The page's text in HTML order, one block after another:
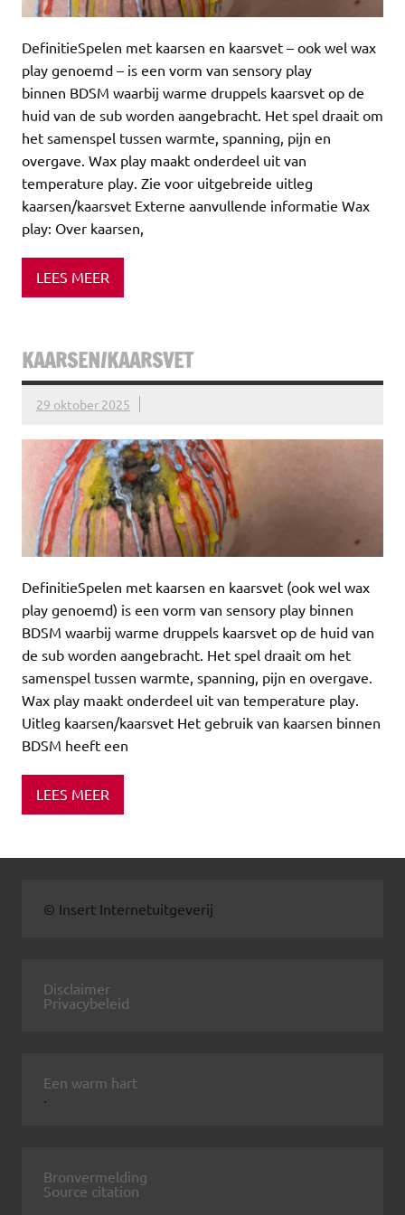
DefinitieSpelen met kaarsen en kaarsvet – ook wel wax
play genoemd – is een vorm van sensory play
binnen BDSM waarbij warme druppels kaarsvet op de
huid van de sub worden aangebracht. Het spel draait om
het samenspel tussen warmte, spanning, pijn en
overgave. Wax play maakt onderdeel uit van
temperature play. Zie voor uitgebreide uitleg
kaarsen/kaarsvet Externe aanvullende informatie Wax
play: Over kaarsen,
LEES MEER
KAARSEN/KAARSVET
29 oktober 2025
DefinitieSpelen met kaarsen en kaarsvet (ook wel wax
play genoemd) is een vorm van sensory play binnen
BDSM waarbij warme druppels kaarsvet op de huid van
de sub worden aangebracht. Het spel draait om het
samenspel tussen warmte, spanning, pijn en overgave.
Wax play maakt onderdeel uit van temperature play.
Uitleg kaarsen/kaarsvet Het gebruik van kaarsen binnen
BDSM heeft een
LEES MEER
© Insert Internetuitgeverij
Disclaimer
Privacybeleid
Een warm hart
Bronvermelding
Source citation